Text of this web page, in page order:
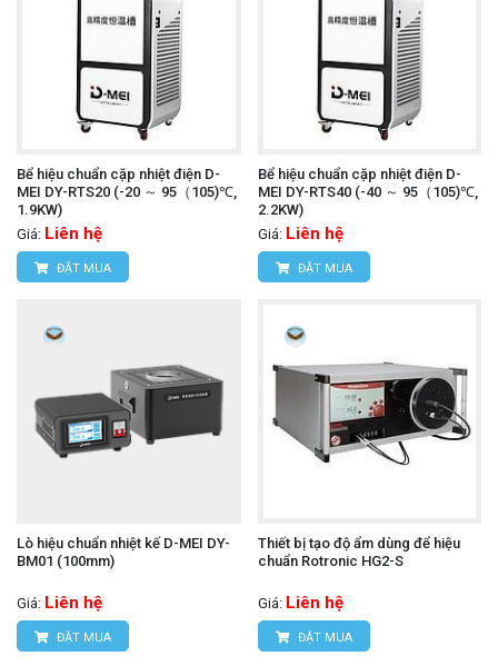
Bể hiệu chuẩn cặp nhiệt điện D-
MEI DY-RTS20 (-20 ～ 95（105)℃,
1.9KW)
Giá: Liên hệ
ĐẶT MUA
Bể hiệu chuẩn cặp nhiệt điện D-
MEI DY-RTS40 (-40 ～ 95（105)℃,
2.2KW)
Giá: Liên hệ
ĐẶT MUA
Lò hiệu chuẩn nhiệt kế D-MEI DY-
BM01 (100mm)
Giá: Liên hệ
ĐẶT MUA
Thiết bị tạo độ ẩm dùng để hiệu
chuẩn Rotronic HG2-S
Giá: Liên hệ
ĐẶT MUA